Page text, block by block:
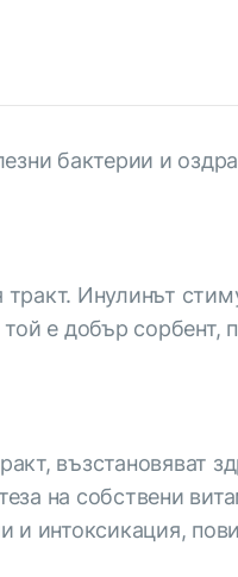
бактерии и
Инулинът
е добър сорбент,
възстановяват
на собствени
и интоксикация,